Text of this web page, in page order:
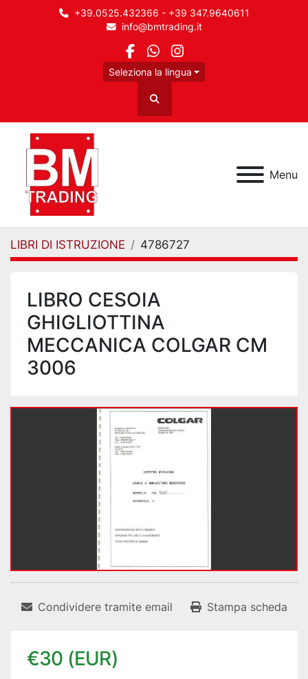
+39.0525.432366 - +39 347.9640611
info@bmtrading.it
facebook
whatsapp
instagram
Seleziona la lingua
Cerca
Menu
LIBRI DI ISTRUZIONE 4786727
LIBRO CESOIA
GHIGLIOTTINA
MECCANICA COLGAR CM
3006
Condividere tramite email Stampa scheda
€30 (EUR)